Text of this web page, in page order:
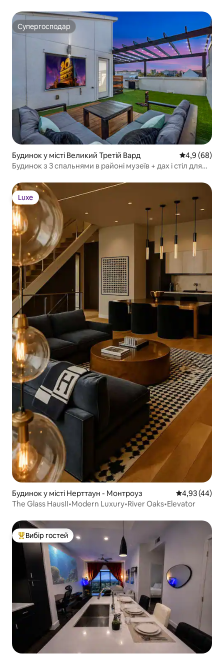
Супергосподар
Супергосподар
Будинок у місті Великий Третій Вард Середня
4,9 (68)
Будинок з 3 спальнями в районі музеїв + дах і стіл для
Luxe
Luxe
Будинок у місті Нерттаун - Монтроуз Середня
4,93 (44)
The Glass HausII•Modern Luxury•River Oaks•Elevator
Топ вибір гостей
Вибір гостей